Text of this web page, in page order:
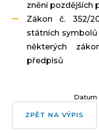
znění pozdějších
Zákon č. 352/
státních symbolů
některých
předpisů
Datum
ZPĚT NA VÝPIS